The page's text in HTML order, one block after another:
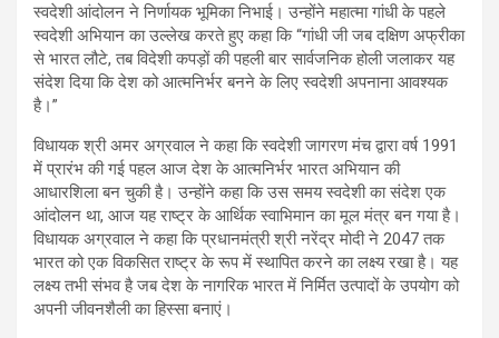
स्वदेशी आंदोलन ने निर्णायक भूमिका निभाई। उन्होंने महात्मा गांधी के पहले
स्वदेशी अभियान का उल्लेख करते हुए कहा कि “गांधी जी जब दक्षिण अफ्रीका
से भारत लौटे, तब विदेशी कपड़ों की पहली बार सार्वजनिक होली जलाकर यह
संदेश दिया कि देश को आत्मनिर्भर बनने के लिए स्वदेशी अपनाना आवश्यक
है।”
विधायक श्री अमर अग्रवाल ने कहा कि स्वदेशी जागरण मंच द्वारा वर्ष 1991
में प्रारंभ की गई पहल आज देश के आत्मनिर्भर भारत अभियान की
आधारशिला बन चुकी है। उन्होंने कहा कि उस समय स्वदेशी का संदेश एक
आंदोलन था, आज यह राष्ट्र के आर्थिक स्वाभिमान का मूल मंत्र बन गया है।
विधायक अग्रवाल ने कहा कि प्रधानमंत्री श्री नरेंद्र मोदी ने 2047 तक
भारत को एक विकसित राष्ट्र के रूप में स्थापित करने का लक्ष्य रखा है। यह
लक्ष्य तभी संभव है जब देश के नागरिक भारत में निर्मित उत्पादों के उपयोग को
अपनी जीवनशैली का हिस्सा बनाएं।